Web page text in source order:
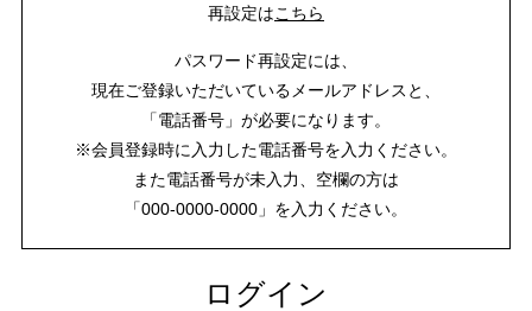
再設定はこちら
パスワード再設定には、
現在ご登録いただいているメールアドレスと、
「電話番号」が必要になります。
※会員登録時に入力した電話番号を入力ください。
また電話番号が未入力、空欄の方は
「000-0000-0000」を入力ください。
ログイン